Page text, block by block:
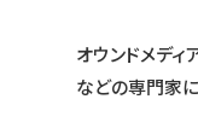
オウンドメディ
などの専門家